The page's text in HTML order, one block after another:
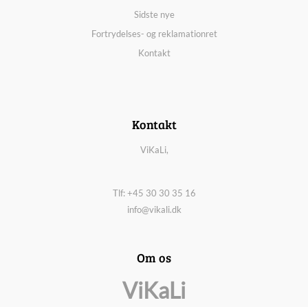
Sidste nye
Fortrydelses- og reklamationret
Kontakt
Kontakt
ViKaLi,
Tlf: +45 30 30 35 16
info@vikali.dk
Om os
ViKaLi